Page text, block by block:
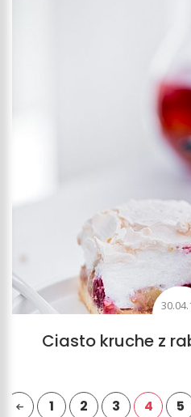
Ciasto kruche z
1 2 3 4 5